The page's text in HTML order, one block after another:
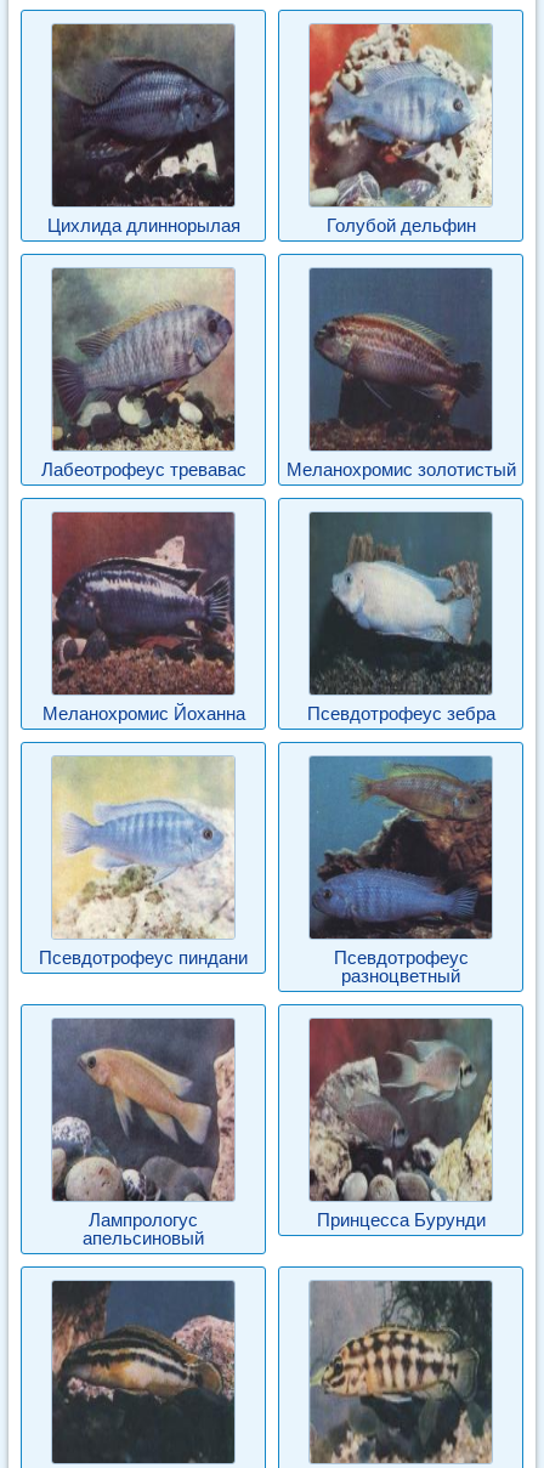
Цихлида длиннорылая Голубой дельфин
Лабеотрофеус тревавас Меланохромис золотистый
Меланохромис Йоханна Псевдотрофеус зебра
Псевдотрофеус пиндани
Псевдотрофеус
разноцветный
Лампрологус
апельсиновый
Принцесса Бурунди